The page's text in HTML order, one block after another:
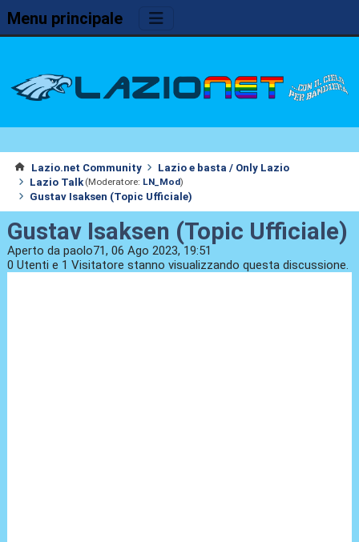
Menu principale
Lazio.net Community
Lazio e basta / Only Lazio
Lazio Talk (Moderatore: LN_Mod)
Gustav Isaksen (Topic Ufficiale)
Gustav Isaksen (Topic Ufficiale)
Aperto da paolo71, 06 Ago 2023, 19:51
0 Utenti e 1 Visitatore stanno visualizzando questa discussione.